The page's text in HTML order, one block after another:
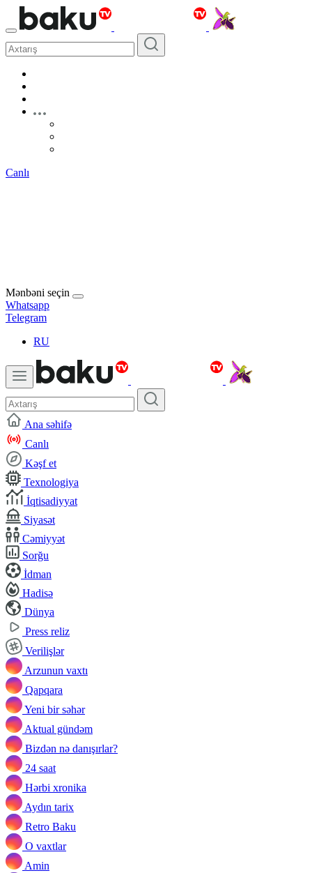
Canlı
Mənbəni seçin
Whatsapp
Telegram
RU
Ana səhifə
Canlı
Kəşf et
Texnologiya
İqtisadiyyat
Siyasət
Cəmiyyət
Sorğu
İdman
Hadisə
Dünya
Press reliz
Verilişlər
Arzunun vaxtı
Qapqara
Yeni bir səhər
Aktual gündəm
Bizdən nə danışırlar?
24 saat
Hərbi xronika
Aydın tarix
Retro Baku
O vaxtlar
Amin